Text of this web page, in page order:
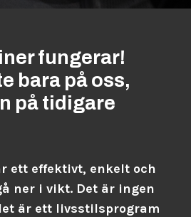
fungerar!
bara på oss,
på tidigare
ett effektivt, enkelt och
ner i vikt. Det är ingen
är ett livsstilsprogram